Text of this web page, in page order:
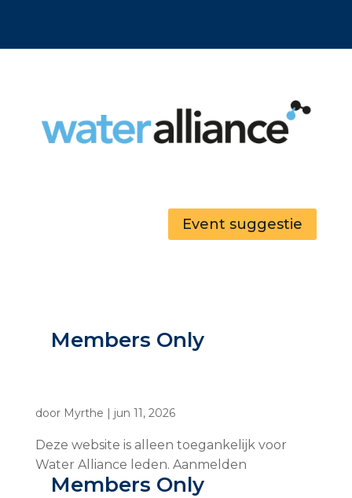
Event suggestie
Members Only
door Myrthe | jun 11, 2026
Deze website is alleen toegankelijk voor
Water Alliance leden. Aanmelden
Members Only